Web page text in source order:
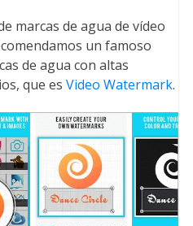
marcas de agua de vídeo
un famoso
de agua con altas
que es Video Watermark.